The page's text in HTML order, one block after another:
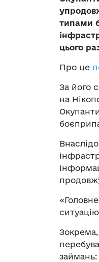
типами
цього
Про це
За його
на
Зокрема,
займань: